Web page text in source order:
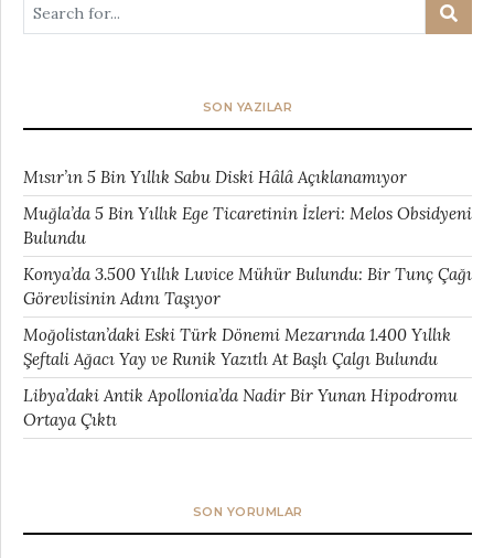
SON YAZILAR
Mısır’ın 5 Bin Yıllık Sabu Diski Hâlâ Açıklanamıyor
Muğla’da 5 Bin Yıllık Ege Ticaretinin İzleri: Melos Obsidyeni
Bulundu
Konya’da 3.500 Yıllık Luvice Mühür Bulundu: Bir Tunç Çağı
Görevlisinin Adını Taşıyor
Moğolistan’daki Eski Türk Dönemi Mezarında 1.400 Yıllık
Şeftali Ağacı Yay ve Runik Yazıtlı At Başlı Çalgı Bulundu
Libya’daki Antik Apollonia’da Nadir Bir Yunan Hipodromu
Ortaya Çıktı
SON YORUMLAR